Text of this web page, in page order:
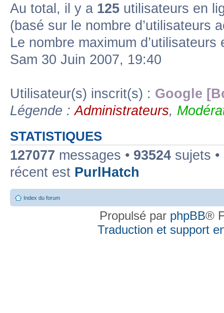
Au total, il y a 125 utilisateurs en
(basé sur le nombre d’utilisateurs
Le nombre maximum
Sam 30 Juin 2007, 19:40
Utilisateur(s) inscrit(s) : Google
Légende :Administrateurs,
STATISTIQUES
127077 messages • 93524 sujets •
récent est PurlHatch
Index du forum
Propulsé par phpBB®
Traduction et support